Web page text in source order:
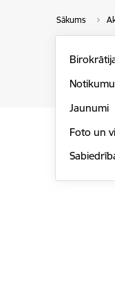
Sākums
Jaunumi
Foto un